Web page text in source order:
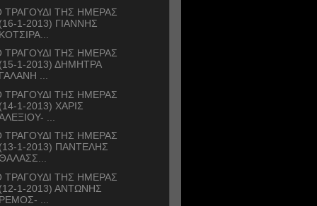
ΤΡΑΓΟΥΔΙ ΤΗΣ ΗΜΕΡΑΣ
(16-1-2013) ΓΙΑΝΝΗΣ
ΚΟΤΣΙΡΑ...
ΤΡΑΓΟΥΔΙ ΤΗΣ ΗΜΕΡΑΣ
(15-1-2013) ΔΗΜΗΤΡΑ
ΓΑΛΑΝΗ ...
ΤΡΑΓΟΥΔΙ ΤΗΣ ΗΜΕΡΑΣ
(14-1-2013) ΧΑΡΙΣ
...
ΤΡΑΓΟΥΔΙ ΤΗΣ ΗΜΕΡΑΣ
(13-1-2013) ΠΑΝΤΕΛΗΣ
ΤΡΑΓΟΥΔΙ ΤΗΣ ΗΜΕΡΑΣ
(12-1-2013) ΑΝΤΩΝΗΣ
ΡΕΜΟΣ- ...